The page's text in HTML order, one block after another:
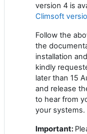
version 4 is
Climsoft
Follow the
the
installation
kindly
later than 15
and release
to hear from
your systems.
Important: